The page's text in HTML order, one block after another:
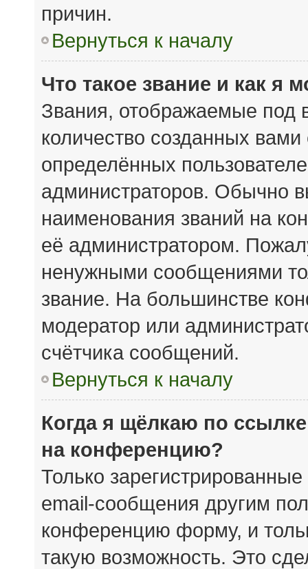
причин.
Вернуться к началу
Что такое звание и как я
Звания, отображаемые
количество созданных
определённых
администраторов. Обычно
наименования званий на
её администратором.
ненужными сообщениями
звание. На большинстве
модератор или
счётчика сообщений.
Вернуться к началу
Когда я щёлкаю по
на конференцию?
Только
email-сообщения другим
конференцию форму, и
такую возможность. Это